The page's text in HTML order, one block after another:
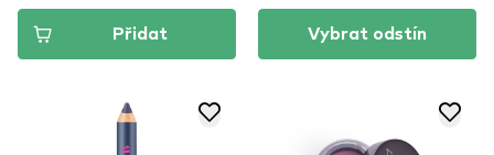
Přidat Vybrat odstín